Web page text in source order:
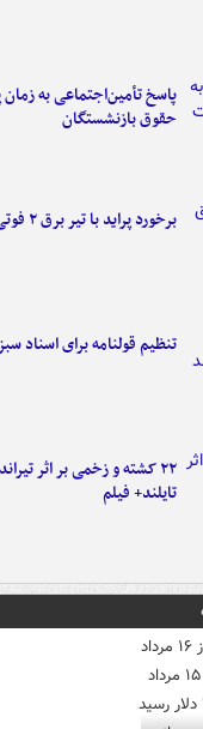
پاسخ تأمین‌اجتماعی به
حقوق بازنشستگان
برخورد پراید با تیر برق ۲ فوتی بر جای گذاشت
تنظیم قولنامه برای اسناد
۲۲ کشته و زخمی بر اثر
تایلند+ فیلم